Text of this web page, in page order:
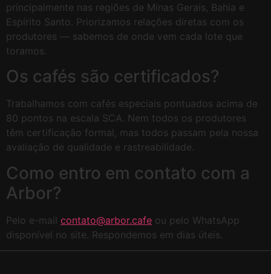
principalmente nas regiões de Minas Gerais, Bahia e
Espírito Santo. Priorizamos relações diretas com os
produtores — sabemos de onde vem cada lote que
toramos.
Os cafés são certificados?
Trabalhamos com cafés especiais pontuados acima de
80 pontos na escala SCA. Nem todos os produtores
têm certificação formal, mas todos passam pela nossa
avaliação de qualidade e rastreabilidade.
Como entro em contato com a
Arbor?
Pelo e-mail contato@arbor.cafe ou pelo WhatsApp
disponível no site. Respondemos em dias úteis.